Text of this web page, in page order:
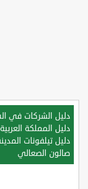
دليل الشركات في
دليل المملكة
دليل تيلفونات
صالون الصعالي